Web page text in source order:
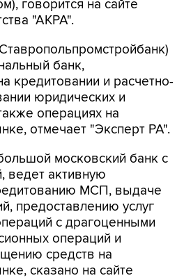
кредитовании и расчетно-
юридических и
операциях на
отмечает "Эксперт РА".
московский банк с
МСП, выдаче
предоставлению услуг
с драгоценными
операций и
средств на
сказано на сайте